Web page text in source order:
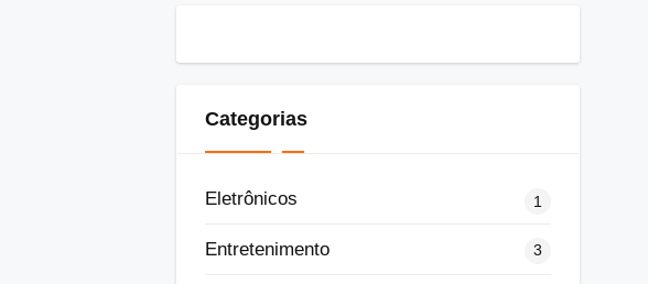
Categorias
Eletrônicos 1
Entretenimento 3